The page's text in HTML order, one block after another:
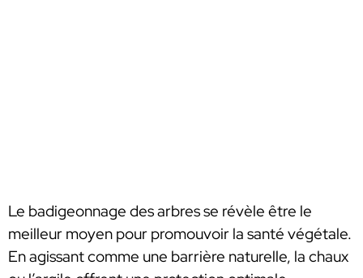
Le badigeonnage des arbres se révèle être le
meilleur moyen pour promouvoir la santé végétale.
En agissant comme une barrière naturelle, la chaux